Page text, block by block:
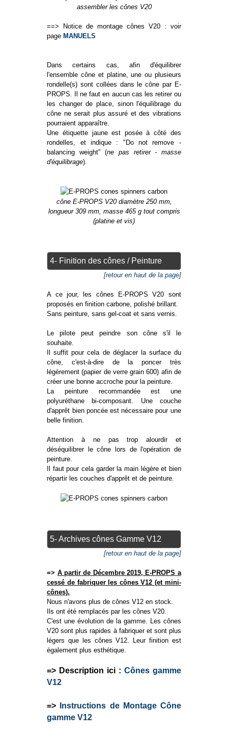
assembler les cônes V20
==> Notice de montage cônes V20 : voir
page MANUELS
Dans certains cas, afin d'équilibrer
l'ensemble cône et platine, une ou plusieurs
rondelle(s) sont collées dans le cône par E-
PROPS. Il ne faut en aucun cas les retirer ou
les changer de place, sinon l'équilibrage du
cône ne serait plus assuré et des vibrations
pourraient apparaître.
Une étiquette jaune est posée à côté des
rondelles, et indique : "Do not remove -
balancing weight" (ne pas retirer - masse
d'équilibrage).
cône E-PROPS V20 diamètre 250 mm,
longueur 309 mm, masse 465 g tout compris
(platine et vis)
4- Finition des cônes / Peinture
[retour en haut de la page]
A ce jour, les cônes E-PROPS V20 sont
proposés en finition carbone, polishé brillant.
Sans peinture, sans gel-coat et sans vernis.
Le pilote peut peindre son cône s'il le
souhaite.
Il suffit pour cela de déglacer la surface du
cône, c'est-à-dire de la poncer très
légèrement (papier de verre grain 600) afin de
créer une bonne accroche pour la peinture.
La peinture recommandée est une
polyuréthane bi-composant. Une couche
d'apprêt bien poncée est nécessaire pour une
belle finition.
Attention à ne pas trop alourdir et
déséquilibrer le cône lors de l'opération de
peinture.
Il faut pour cela garder la main légère et bien
répartir les couches d'apprêt et de peinture.
5- Archives cônes Gamme V12
[retour en haut de la page]
=> A partir de Décembre 2019, E-PROPS a
cessé de fabriquer les cônes V12 (et mini-
cônes).
Nous n'avons plus de cônes V12 en stock.
Ils ont été remplacés par les cônes V20.
C'est une évolution de la gamme. Les cônes
V20 sont plus rapides à fabriquer et sont plus
légers que les cônes V12. Leur finition est
également plus esthétique.
=> Description ici : Cônes gamme
V12
=>
Instructions de Montage Cône
gamme V12